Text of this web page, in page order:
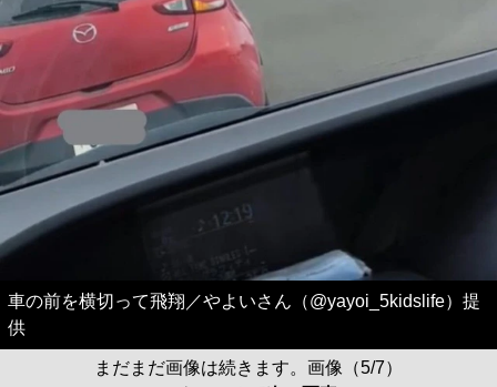
車の前を横切って飛翔／やよいさん（@yayoi_5kidslife）提
供
まだまだ画像は続きます。画像（5/7）